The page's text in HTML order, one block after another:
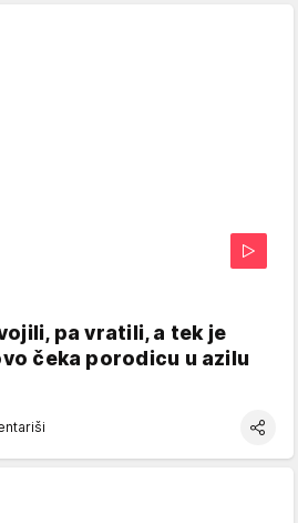
pa vratili, a tek je
čeka porodicu u azilu